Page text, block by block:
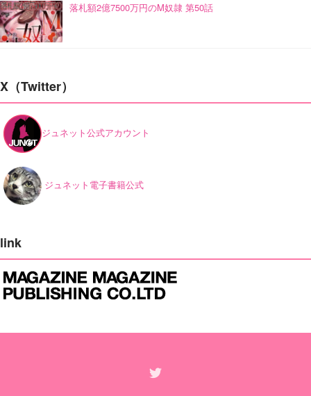
落札額2億7500万円のM奴隷 第50話
X（Twitter）
ジュネット公式アカウント
ジュネット電子書籍公式
link